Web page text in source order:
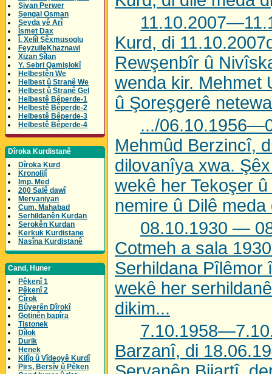
Şivan Perwer
Şengal Osman
Seyda yê Arî
Îsmet Dax
Î. Xelîl Şêxmusoglu
FeyzulleKhaznawi
Xizan Şîlan
Y. Sebri Qamişlokî
Helbestên We
Helbest û Stranê We
Helbest û Stranê Gel
Helbestê Bêperde-1
Helbestê Bêperde-2
Helbestê Bêperde-3
Helbestê Bêperde-4
Dîroka Kurdistanê
Dîroka Kurd
Kronolijî
Imp. Med
200 Salê dawî
Mervaniyan
Cum. Mahabad
Serhildanên Kurdan
Serokên Kurdan
Kerkuk Kurdistane
Nasîna Kurdistanê
Cand, Huner
Pêkenî 1
Pêkenî 2
Cîrok
Bûyerên Dîrokî
Gotinên bapîra
Tistonek
Dîlok
Durik
Henek
Kilîp û Vîdeoyê Kurdî
Pirs, Bersîv û Pêken
Kurd, di
Rewşenbîr û
wenda kir. Mehmet
û Şoreşgerê
.../
Mehmûd Berzincî,
dilovanîya xwa.
wekê her Tekoşer
nemire û Dilê meda
08.10.1930 —
Cotmeh a sala
Serhildana Pîlêmor
wekê her
dikim...
Barzanî, di